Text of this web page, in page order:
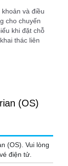
và điều
cho chuyến
khi đặt chỗ
thác liên
(OS)
(OS). Vui lòng
điện tử.